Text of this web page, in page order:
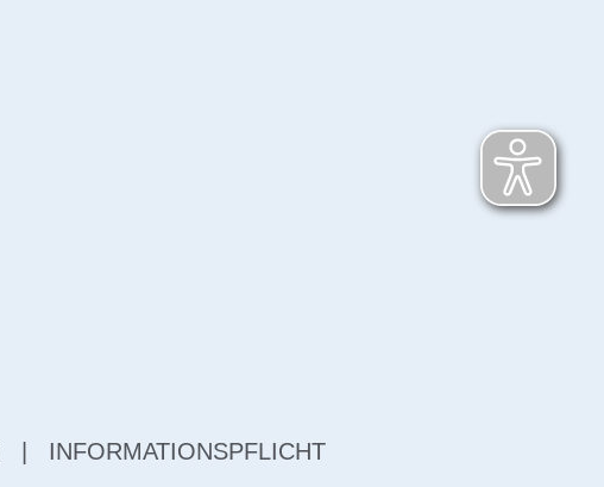
INFORMATIONSPFLICHT